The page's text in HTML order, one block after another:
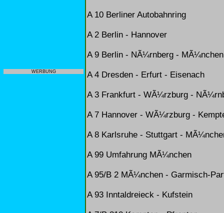
WERBUNG
A 10 Berliner Autobahnring
A 2 Berlin - Hannover
A 9 Berlin - NÃ¼rnberg - MÃ¼nchen
A 4 Dresden - Erfurt - Eisenach
A 3 Frankfurt - WÃ¼rzburg -
A 7 Hannover - WÃ¼rzburg -
A 8 Karlsruhe - Stuttgart -
A 99 Umfahrung MÃ¼nchen
A 95/B 2 MÃ¼nchen - Garmisch-
A 93 Inntaldreieck - Kufstein